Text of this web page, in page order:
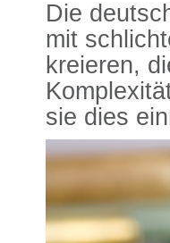
Die
mit
kreieren,
sie dies